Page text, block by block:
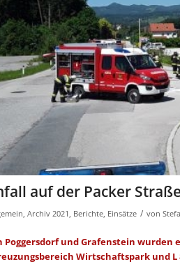
auf der Packer
, Archiv 2021 , Berichte, Einsätze / von
und Grafenstein wurden
Wirtschaftspark und